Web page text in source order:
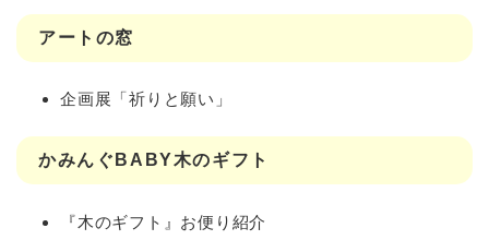
アートの窓
企画展「祈りと願い」
かみんぐBABY木のギフト
『木のギフト』お便り紹介